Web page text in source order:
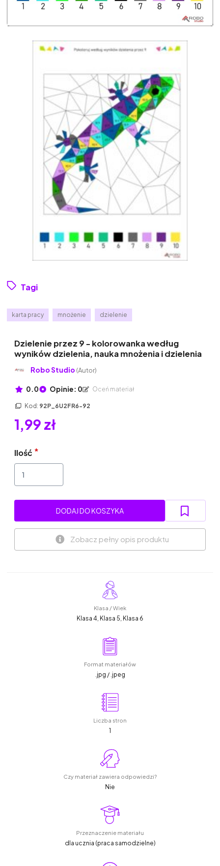
Tagi
karta pracy mnożenie dzielenie
Dzielenie przez 9 - kolorowanka według
wyników dzielenia, nauka mnożenia i dzielenia
Robo Studio (Autor)
0.0 Opinie: 0 Oceń materiał
Kod: 92P_6U2FR6-92
1,99 zł
Ilość
DODAJ DO KOSZYKA
Zobacz pełny opis produktu
Klasa / Wiek
Klasa 4, Klasa 5, Klasa 6
Format materiałów
.jpg / .jpeg
Liczba stron
1
Czy materiał zawiera odpowiedzi?
Nie
Przeznaczenie materiału
dla ucznia (praca samodzielne)